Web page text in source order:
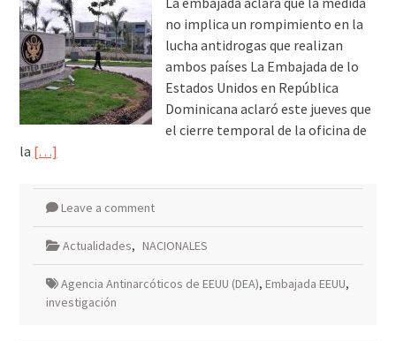
no implica un rompimiento en la
lucha antidrogas que realizan
ambos países La Embajada de lo
Estados Unidos en República
Dominicana aclaró este jueves que
el cierre temporal de la oficina de
la […]
Leave a comment
Actualidades, NACIONALES
Agencia Antinarcóticos de EEUU (DEA), Embajada EEUU,
investigación